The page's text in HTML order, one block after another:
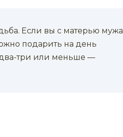
Если вы с матерью мужа
подарить на день
три или меньше —